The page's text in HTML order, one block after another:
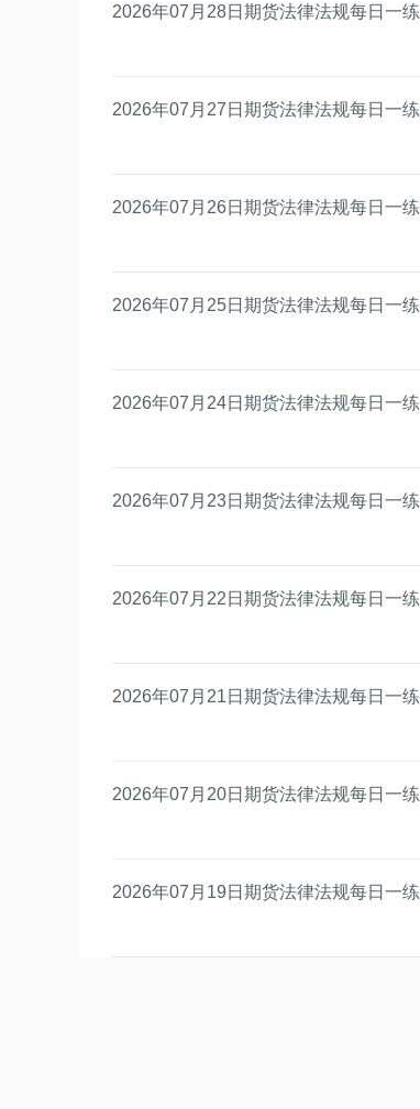
2026年07月28日期货法律法规每日一练
2026年07月27日期货法律法规每日一练
2026年07月26日期货法律法规每日一练
2026年07月25日期货法律法规每日一练
2026年07月24日期货法律法规每日一练
2026年07月23日期货法律法规每日一练
2026年07月22日期货法律法规每日一练
2026年07月21日期货法律法规每日一练
2026年07月20日期货法律法规每日一练
2026年07月19日期货法律法规每日一练